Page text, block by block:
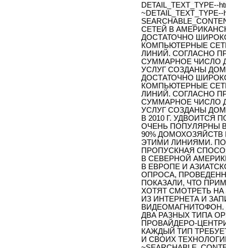
DETAIL_TEXT_TYPE--
~DETAIL_TEXT_TYPE--
СЕТЕЙ В
ДОСТАТОЧНО
КОМПЬЮТЕРНЫЕ
ЛИНИЙ. СОГЛАСНО
СУММАРНОЕ ЧИСЛО
УСЛУГ СОЗДАНЫ
ДОСТАТОЧНО
КОМПЬЮТЕРНЫЕ
ЛИНИЙ. СОГЛАСНО
СУММАРНОЕ ЧИСЛО
УСЛУГ СОЗДАНЫ
В 2010 Г. УДВОИТСЯ
ОЧЕНЬ ПОПУЛЯРНЫ
90%
ЭТИМИ ЛИНИЯМИ. ПО
ПРОПУСКНАЯ
В СЕВЕРНОЙ
В ЕВРОПЕ И
ОПРОСА,
ПОКАЗАЛИ, ЧТО
ХОТЯТ СМОТРЕТЬ
ИЗ ИНТЕРНЕТА И
ДВА РАЗНЫХ ТИПА
ПРОВАЙДЕРО-
КАЖДЫЙ ТИП
И СВОИХ